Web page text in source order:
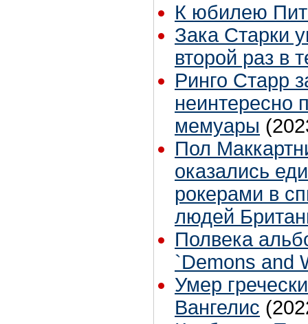
К юбилею
Зака Старки
второй раз в
Ринго Старр
неинтересно
мемуары
Пол
оказались
рокерами в
людей
Полвека
`Demons and
Умер
Вангелис